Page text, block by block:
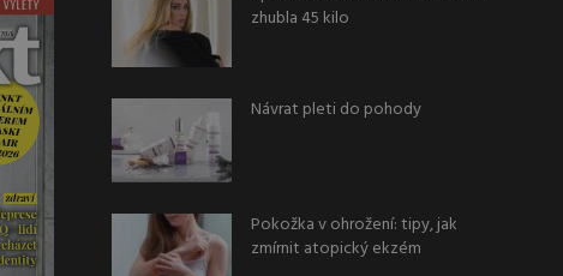
zhubla 45 kilo
Návrat pleti do pohody
Pokožka v ohrožení: tipy, jak
zmírnit atopický ekzém